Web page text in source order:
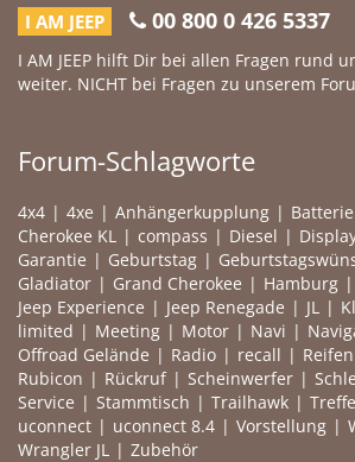
I AM JEEP 00 800 0 426 5337
I AM JEEP hilft Dir bei allen Fragen rund
weiter. NICHT bei Fragen zu unserem
Forum-Schlagworte
4x4 4xe Anhängerkupplung Batterie
Cherokee KL
compass Diesel
Garantie
Geburtstag
Gladiator
Grand Cherokee Hamburg
Jeep Experience
Jeep Renegade JL
limited
Meeting Motor Navi
Offroad Gelände
Radio recall Reifen
Rubicon
Rückruf Scheinwerfer
Service
Stammtisch Trailhawk
uconnect
uconnect 8.4 Vorstellung
Wrangler JL
Zubehör